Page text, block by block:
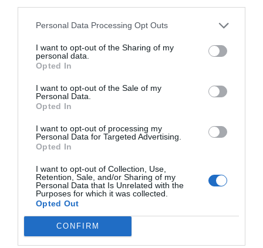
Personal Data Processing Opt Outs
I want to opt-out of the Sharing of my
personal data.
Opted In
I want to opt-out of the Sale of my
Personal Data.
Opted In
I want to opt-out of processing my
Personal Data for Targeted Advertising.
Opted In
I want to opt-out of Collection, Use,
Retention, Sale, and/or Sharing of my
Personal Data that Is Unrelated with the
Purposes for which it was collected.
Opted Out
CONFIRM
Nokia, Ericsson... Huawei: lo que importan
son las patentes
Eulogio López
Isabel Pantoja pierde dos pleitos
euros... suma y sigue
Eulogio López
El IBEX 35 cerró la sesión del
miércoles en los 20.057 puntos,
un nuevo récord